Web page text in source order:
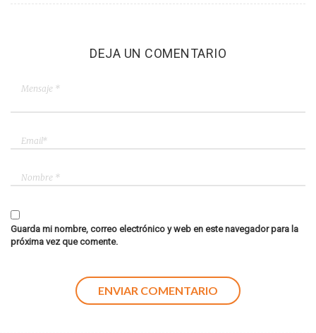
DEJA UN COMENTARIO
Guarda mi nombre, correo electrónico y web en este navegador para la
próxima vez que comente.